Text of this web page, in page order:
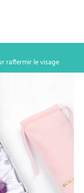
raffermir le visage